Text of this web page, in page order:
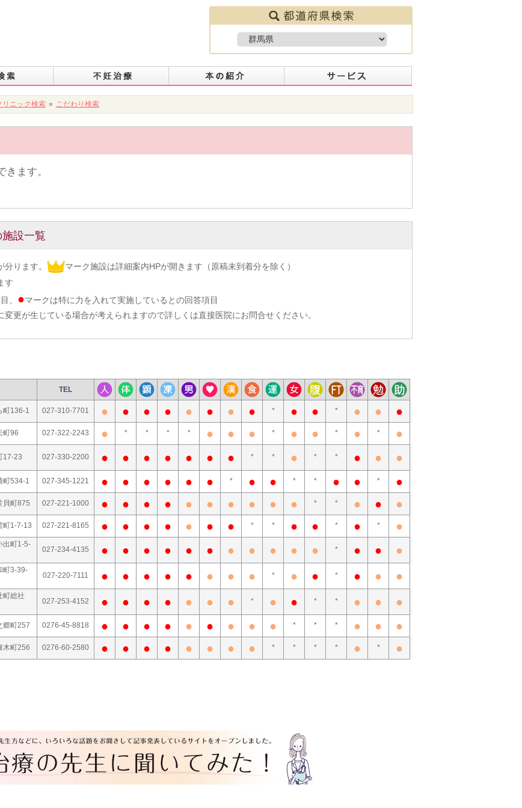
リニック検索 » こだわり検索
ます。
設一覧
ります。
マーク施設は詳細案内HPが開きます（原稿未到着分を除く）
す
、 ●マークは特に力を入れて実施しているとの回答項目
更が生じている場合が考えられますので詳しくは直接医院にお問合せください。
TEL
町136-1 027-310-7701 ● ● ● ● ● ● ● ● * ● ● * ● ● ●
町96 027-322-2243 ● * * * * ● ● ● * ● ● * ● * ●
17-23 027-330-2200 ● ● ● ● ● ● ● * * ● * * ● ● ●
町534-1 027-345-1221 ● ● ● ● ● ● * ● ● * * ● ● * ●
貝町875 027-221-1000 ● ● ● ● ● ● ● ● ● ● * * ● ● ●
町1-7-13 027-221-8165 ● ● ● ● ● ● ● * * ● ● * ● * ●
出町1-5-
027-234-4135 ● ● ● ● ● ● ● ● ● ● ● * ● ● ●
町3-39-
027-220-7111 ● ● ● ● ● ● ● ● * ● ● * ● ● ●
町総社
027-253-4152 ● ● ● ● ● ● ● * ● ● * * ● ● ●
郷町257 0276-45-8818 ● ● ● ● ● ● ● ● ● * * * ● ● ●
木町256 0276-60-2580 ● ● ● ● ● ● ● ● * * * * ● * ●